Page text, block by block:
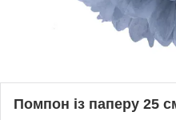
Помпон із паперу 25